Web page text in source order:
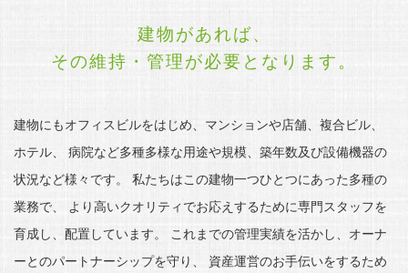
建物があれば、
その維持・管理が必要となります。
建物にもオフィスビルをはじめ、マンションや店舗、複合ビル、
ホテル、
病院など多種多様な用途や規模、築年数及び設備機器の
状況など様々です。
私たちはこの建物一つひとつにあった多種の
業務で、
より高いクオリティでお応えするために専門スタッフを
育成し、配置しています。
これまでの管理実績を活かし、オーナ
ーとのパートナーシップを守り、
資産運営のお手伝いをするため